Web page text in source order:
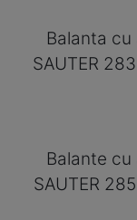
Balanta cu
SAUTER
Balante cu
SAUTER